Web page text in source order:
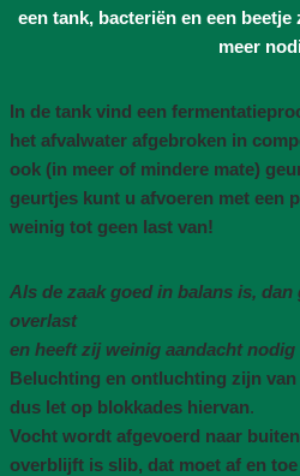
een tank, bacteriën en een
meer
In de tank vind een
het afvalwater afgebroken in
ook (in meer of mindere mate)
geurtjes kunt u afvoeren met een
weinig tot geen last van!
Als de zaak goed in balans is,
overlast
en heeft zij weinig aandacht nodig
Beluchting en ontluchting zijn
dus let op blokkades hiervan.
Vocht wordt afgevoerd naar
overblijft is slib, dat moet af en